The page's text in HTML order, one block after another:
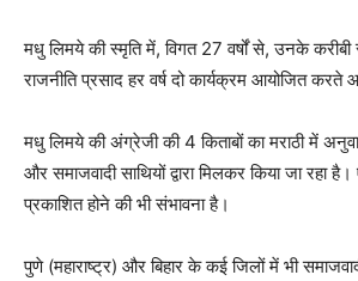
मधु लिमये की स्मृति में, विगत 27 वर्षों से, उनके करीबी
राजनीति प्रसाद हर वर्ष दो कार्यक्रम आयोजित करते
मधु लिमये की अंग्रेजी की 4 किताबों का मराठी में
और समाजवादी साथियों द्वारा मिलकर किया जा रहा
प्रकाशित होने की भी संभावना है।
पुणे (महाराष्ट्र) और बिहार के कई जिलों में भी